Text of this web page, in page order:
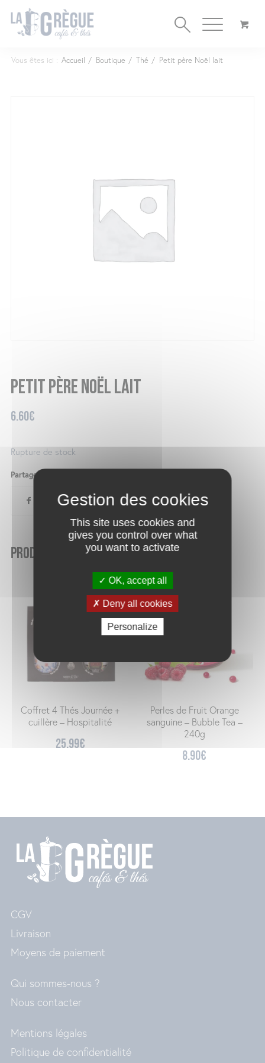
Vous êtes ici : Accueil / Boutique / Thé / Petit père Noël lait
Petit père Noël lait
6.60€
Rupture de stock
Partager ce produit
Produits similaires
Coffret 4 Thés Journée +
cuillère – Hospitalité
25.99€
Perles de Fruit Orange
sanguine – Bubble Tea –
240g
8.90€
CGV
Livraison
Moyens de paiement
Qui sommes-nous ?
Nous contacter
Mentions légales
Politique de confidentialité
This site uses cookies and
gives you control over what
you want to activate
OK, accept all
Deny all cookies
Personalize